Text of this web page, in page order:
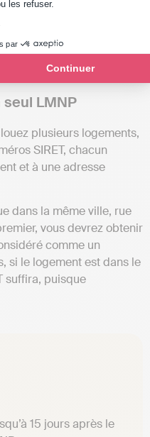
les refuser.
par
Continuer
dans toutes vos
et sociales :
de factures ou encore
seul LMNP
plusieurs logements,
SIRET, chacun
et à une adresse
dans la même ville, rue
vous devrez obtenir
comme un
si le logement est dans le
suffira, puisque
15 jours après le